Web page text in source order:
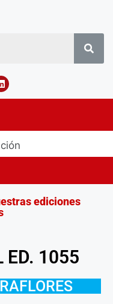
ediciones
ED. 1055